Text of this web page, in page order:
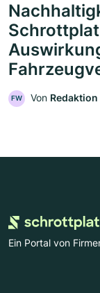
FW Von
Ein Portal von